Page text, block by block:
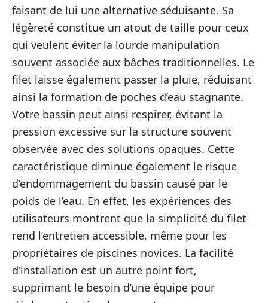
faisant de lui une alternative séduisante. Sa
légèreté constitue un atout de taille pour ceux
qui veulent éviter la lourde manipulation
souvent associée aux bâches traditionnelles. Le
filet laisse également passer la pluie, réduisant
ainsi la formation de poches d’eau stagnante.
Votre bassin peut ainsi respirer, évitant la
pression excessive sur la structure souvent
observée avec des solutions opaques. Cette
caractéristique diminue également le risque
d’endommagement du bassin causé par le
poids de l’eau. En effet, les expériences des
utilisateurs montrent que la simplicité du filet
rend l’entretien accessible, même pour les
propriétaires de piscines novices. La facilité
d’installation est un autre point fort,
supprimant le besoin d’une équipe pour